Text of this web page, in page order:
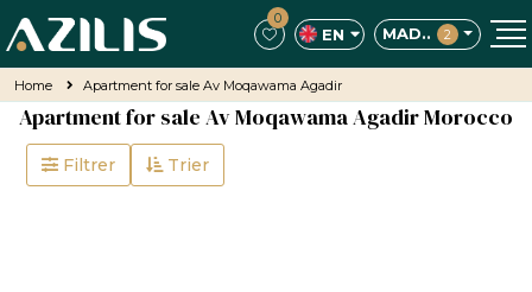
0
EN MAD.. 2
Home Apartment for sale Av Moqawama Agadir
Apartment for sale Av Moqawama Agadir Morocco
Filtrer Trier